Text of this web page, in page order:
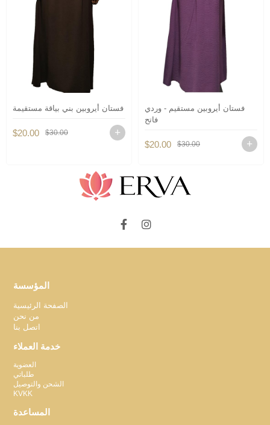
فستان أيروبين بني بياقة مستقيمة
$20.00 $30.00
فستان أيروبين مستقيم - وردي
فاتح
$20.00 $30.00
المؤسسة
الصفحة الرئيسية
من نحن
اتصل بنا
خدمة العملاء
العضوية
طلباتي
الشحن والتوصيل
KVKK
المساعدة